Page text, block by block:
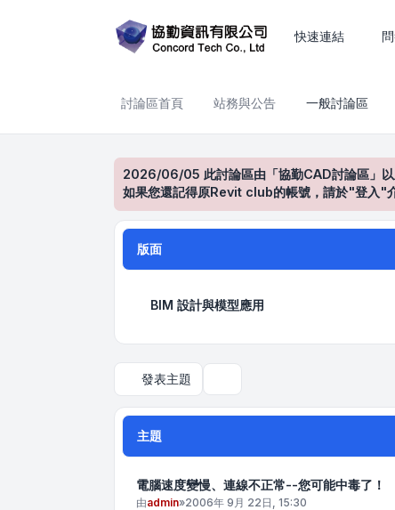
快速連結
討論區首頁 站務與公告 一般討論區
2026/06/05 此討論區由「協勤CAD討論區」
如果您還記得原Revit club的帳號，請於"登入"
版面
BIM 設計與模型應用
發表主題
主題
電腦速度變慢、連線不正常--您可能中毒了！
由admin»2006年 9月 22日, 15:30